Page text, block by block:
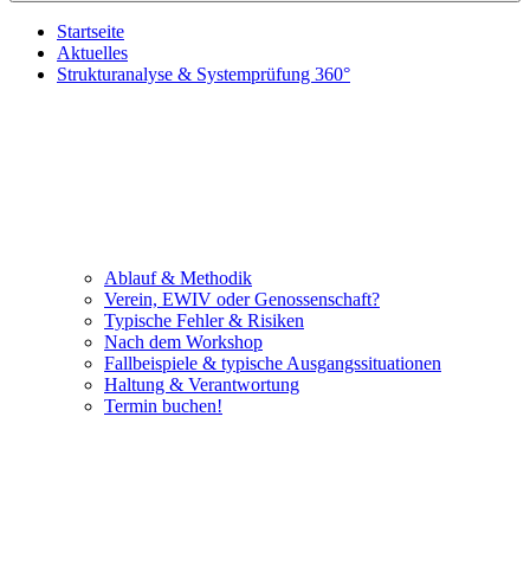
Startseite
Aktuelles
Strukturanalyse & Systemprüfung 360°
Ablauf & Methodik
Verein, EWIV oder Genossenschaft?
Typische Fehler & Risiken
Nach dem Workshop
Fallbeispiele & typische Ausgangssituationen
Haltung & Verantwortung
Termin buchen!